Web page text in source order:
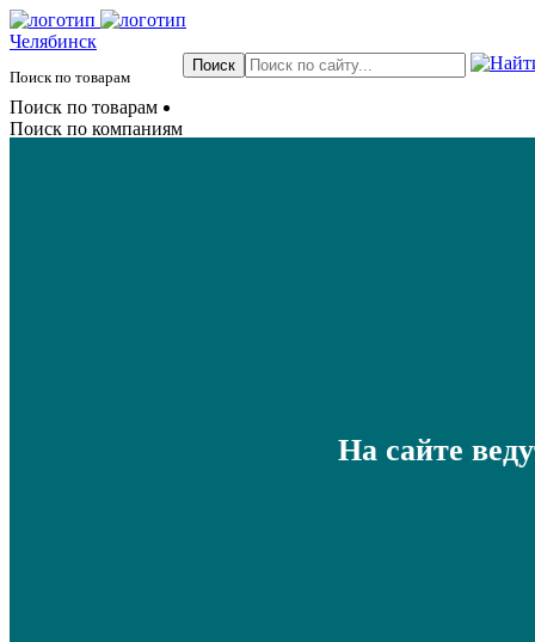
Челябинск
Поиск по товарам
Поиск по товарам
Поиск по компаниям
На сайте